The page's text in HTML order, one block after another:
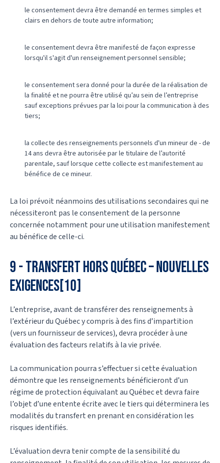
le consentement devra être demandé en termes simples et
clairs en dehors de toute autre information;
le consentement devra être manifesté de façon expresse
lorsqu'il s'agit d'un renseignement personnel sensible;
le consentement sera donné pour la durée de la réalisation de
la finalité et ne pourra être utilisé qu’au sein de l’entreprise
sauf exceptions prévues par la loi pour la communication à des
tiers;
la collecte des renseignements personnels d'un mineur de - de
14 ans devra être autorisée par le titulaire de l’autorité
parentale, sauf lorsque cette collecte est manifestement au
bénéfice de ce mineur.
La loi prévoit néanmoins des utilisations secondaires qui ne
nécessiteront pas le consentement de la personne
concernée notamment pour une utilisation manifestement
au bénéfice de celle-ci.
9 - Transfert hors Québec – nouvelles
exigences[10]
L’entreprise, avant de transférer des renseignements à
l’extérieur du Québec y compris à des fins d’impartition
(vers un fournisseur de services), devra procéder à une
évaluation des facteurs relatifs à la vie privée.
La communication pourra s’effectuer si cette évaluation
démontre que les renseignements bénéficieront d’un
régime de protection équivalant au Québec et devra faire
l’objet d’une entente écrite avec le tiers qui déterminera les
modalités du transfert en prenant en considération les
risques identifiés.
L’évaluation devra tenir compte de la sensibilité du